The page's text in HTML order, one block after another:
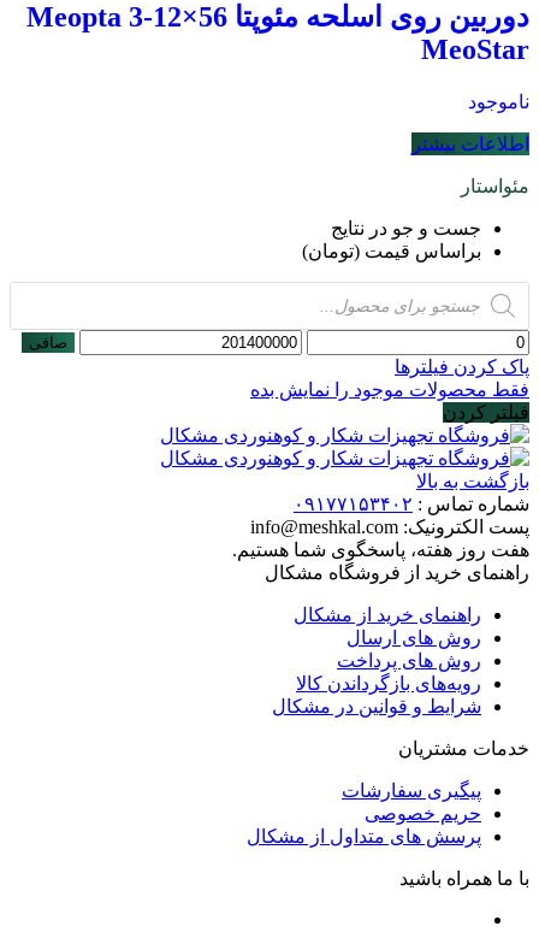
دوربین روی اسلحه مئوپتا Meopta 3-12×56
MeoStar
ناموجود
اطلاعات بیشتر
مئواستار
جست و جو در نتایج
براساس قیمت (تومان)
Products
search
حداقل
قیمت
حداكثر
صافی
پاک کردن فیلترها
فقط محصولات موجود را نمایش بده
فیلتر کردن
بازگشت به بالا
شماره تماس : ۰۹۱۷۷۱۵۳۴۰۲
پست الکترونیک: info@meshkal.com
هفت روز هفته، پاسخگوی شما هستیم.
راهنمای خرید از فروشگاه مشکال
راهنمای خرید از مشکال
روش های ارسال
روش های پرداخت
رویه‌های بازگرداندن کالا
شرایط و قوانین در مشکال
خدمات مشتریان
پیگیری سفارشات
حریم خصوصی
پرسش های متداول از مشکال
با ما همراه باشید